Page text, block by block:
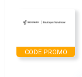
CODE PROMO